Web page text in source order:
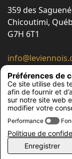
359 des
Chicoutimi,
G7H 6T1
418 543-6663
418 543-6230
Suivez-
Préférences de
Ce site utilise des
afin de fournir et
sur notre site web
modifier votre
Performance
Politique de
Enregistrer